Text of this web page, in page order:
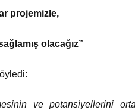
projemizle,
olacağız”
ve potansiyellerini